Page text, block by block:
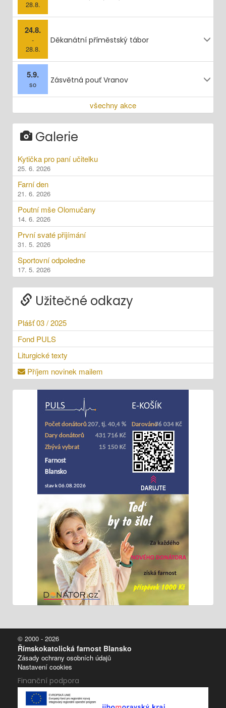
28.8.
24.8.
-
28.8.
Děkanátní příměstský tábor
5.9.
so Zásvětná pouť Vranov
všechny akce
Galerie
Kytička pro paní učitelku
25. 6. 2026
Farní den
21. 6. 2026
Poutní mše Olomučany
14. 6. 2026
První svaté přijímání
31. 5. 2026
Sportovní odpoledne
17. 5. 2026
Užitečné odkazy
Plášť 03 / 2025
Fond PULS
Liturgické texty
Příjem novinek mailem
© 2000 - 2026
Římskokatolická farnost Blansko
Zásady ochrany osobních údajů
Nastavení cookies
Finanční podpora